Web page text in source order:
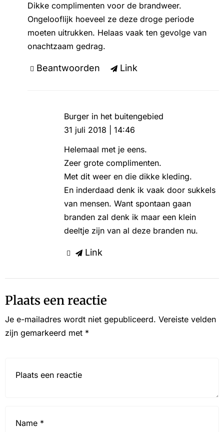
Dikke complimenten voor de brandweer.
Ongelooflijk hoeveel ze deze droge periode
moeten uitrukken. Helaas vaak ten gevolge van
onachtzaam gedrag.
Beantwoorden Link
Burger in het buitengebied
31 juli 2018 | 14:46
Helemaal met je eens.
Zeer grote complimenten.
Met dit weer en die dikke kleding.
En inderdaad denk ik vaak door sukkels
van mensen. Want spontaan gaan
branden zal denk ik maar een klein
deeltje zijn van al deze branden nu.
Link
Plaats een reactie
Je e-mailadres wordt niet gepubliceerd. Vereiste velden
zijn gemarkeerd met *